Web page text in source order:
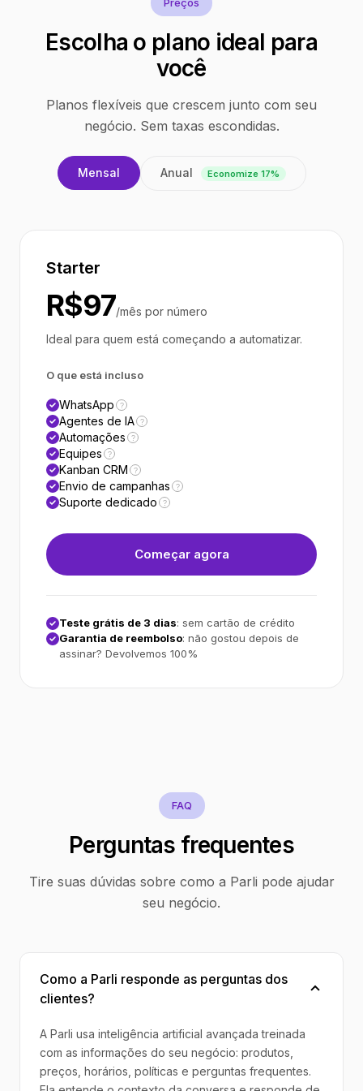
Escolha o plano ideal para
você
Planos flexíveis que crescem junto com seu
negócio. Sem taxas escondidas.
Mensal Anual Economize 17%
Starter
R$97/mês por número
Ideal para quem está começando a automatizar.
O que está incluso
WhatsApp ?
Agentes de IA ?
Automações ?
Equipes ?
Kanban CRM ?
Envio de campanhas ?
Suporte dedicado ?
Começar agora
Teste grátis de 3 dias: sem cartão de crédito
Garantia de reembolso: não gostou depois de
assinar? Devolvemos 100%
FAQ
Perguntas frequentes
Tire suas dúvidas sobre como a Parli pode ajudar
seu negócio.
Como a Parli responde as perguntas dos
clientes?
A Parli usa inteligência artificial avançada treinada
com as informações do seu negócio: produtos,
preços, horários, políticas e perguntas frequentes.